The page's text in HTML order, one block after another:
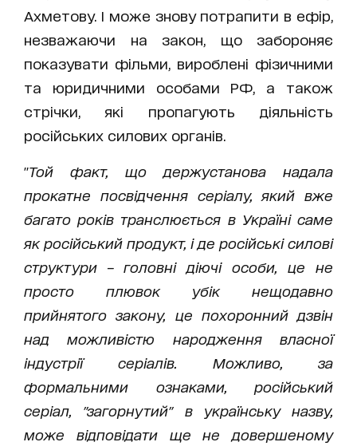
Ахметову. І може знову потрапити в ефір,
незважаючи на закон, що забороняє
показувати фільми, вироблені фізичними
та юридичними особами РФ, а також
стрічки, які пропагують діяльність
російських силових органів.
"Той факт, що держустанова надала
прокатне посвідчення серіалу, який вже
багато років транслюється в Україні саме
як російський продукт, і де російські силові
структури – головні діючі особи, це не
просто плювок убік нещодавно
прийнятого закону, це похоронний дзвін
над можливістю народження власної
індустрії серіалів. Можливо, за
формальними ознаками, російський
серіал, "загорнутий" в українську назву,
може відповідати ще не довершеному